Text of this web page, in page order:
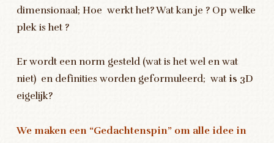
dimensionaal; Hoe werkt het? Wat kan je ? Op welke
plek is het ?
Er wordt een norm gesteld (wat is het wel en wat
niet) en definities worden geformuleerd; watis 3D
eigelijk?
We maken een “Gedachtenspin” om alle idee in